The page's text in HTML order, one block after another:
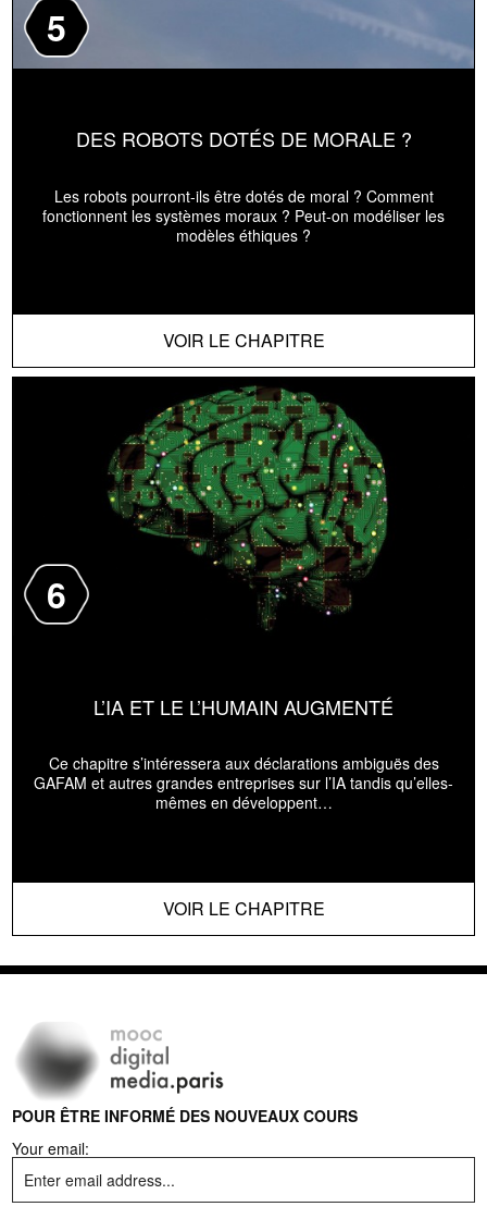
5
DES ROBOTS DOTÉS DE MORALE ?
Les robots pourront-ils être dotés de moral ? Comment
fonctionnent les systèmes moraux ? Peut-on modéliser les
modèles éthiques ?
VOIR LE CHAPITRE
6
L’IA ET LE L’HUMAIN AUGMENTÉ
Ce chapitre s’intéressera aux déclarations ambiguës des
GAFAM et autres grandes entreprises sur l’IA tandis qu’elles-
mêmes en développent…
VOIR LE CHAPITRE
POUR ÊTRE INFORMÉ DES NOUVEAUX COURS
Your email: